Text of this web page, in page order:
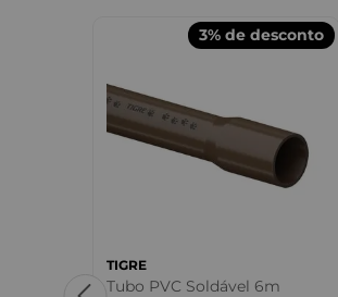
3% de desconto
TIGRE
Tubo PVC Soldável 6m